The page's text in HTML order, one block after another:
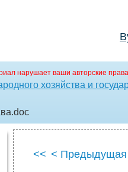
нарушает ваши авторские
хозяйства и
.doc
<< < Предыдущая